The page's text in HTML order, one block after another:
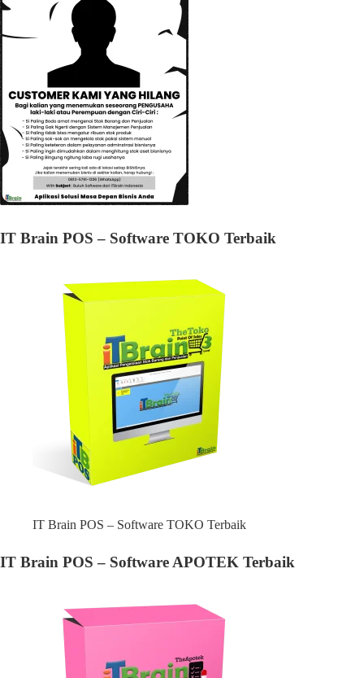
IT Brain POS – Software TOKO Terbaik
IT Brain POS – Software TOKO Terbaik
IT Brain POS – Software APOTEK Terbaik